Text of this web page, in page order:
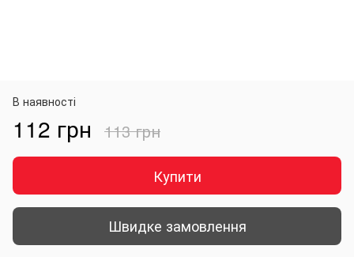
В наявності
112 грн 113 грн
Купити
Швидке замовлення